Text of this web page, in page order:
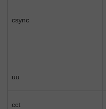
csync
uu
cct